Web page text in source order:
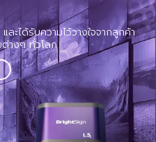
ะได้รับความไว้วางใจจากลูกค้า
างๆ ทั่วโลก